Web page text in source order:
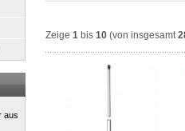
aus
Zeige 1 bis 10 (von insgesamt